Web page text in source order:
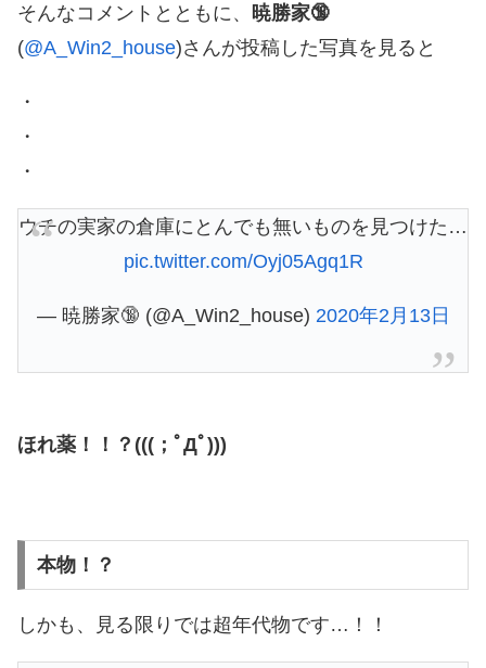
そんなコメントとともに、 暁勝家🔞
(@A_Win2_house)さんが投稿した写真を見ると
・
・
・
ウチの実家の倉庫にとんでも無いものを見つけた…
pic.twitter.com/Oyj05Agq1R
— 暁勝家🔞 (@A_Win2_house) 2020年2月13日
ほれ薬！！？(((；ﾟДﾟ)))
本物！？
しかも、見る限りでは超年代物です…！！